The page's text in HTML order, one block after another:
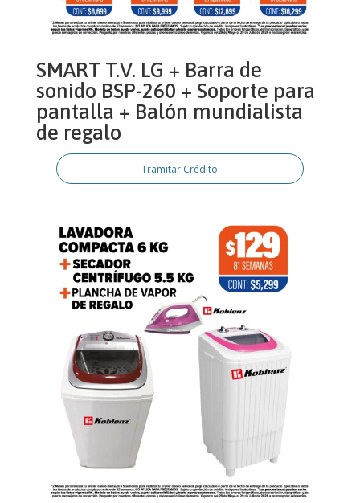
SMART T.V. LG + Barra de
sonido BSP-260 + Soporte para
pantalla + Balón mundialista
de regalo
Tramitar Crédito